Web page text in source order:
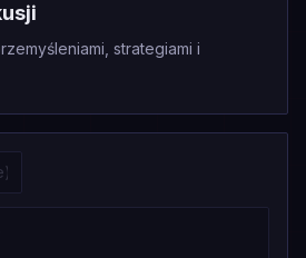
strategiami i